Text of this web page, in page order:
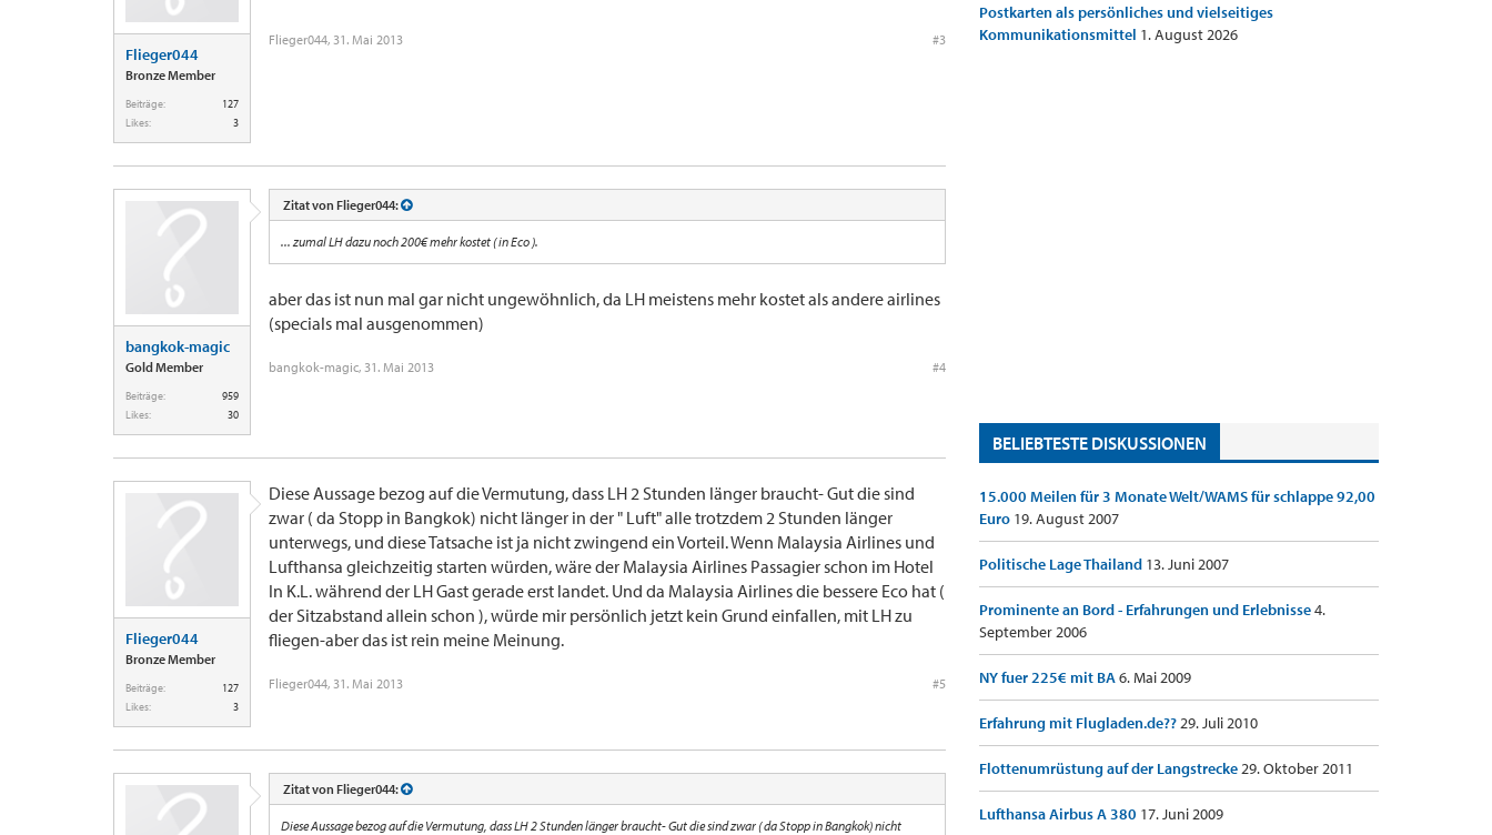
Flieger044
Bronze Member
Beiträge:
127
Likes:
3
Flieger044, 31. Mai 2013 #3
bangkok-magic
Gold Member
Beiträge:
959
Likes:
30
Zitat von Flieger044:
... zumal LH dazu noch 200€ mehr kostet ( in Eco ).
aber das ist nun mal gar nicht ungewöhnlich, da LH meistens mehr kostet als andere airlines
(specials mal ausgenommen)
bangkok-magic, 31. Mai 2013 #4
Flieger044
Bronze Member
Beiträge:
127
Likes:
3
Diese Aussage bezog auf die Vermutung, dass LH 2 Stunden länger braucht- Gut die sind
zwar ( da Stopp in Bangkok) nicht länger in der " Luft" alle trotzdem 2 Stunden länger
unterwegs, und diese Tatsache ist ja nicht zwingend ein Vorteil. Wenn Malaysia Airlines und
Lufthansa gleichzeitig starten würden, wäre der Malaysia Airlines Passagier schon im Hotel
In K.L. während der LH Gast gerade erst landet. Und da Malaysia Airlines die bessere Eco hat (
der Sitzabstand allein schon ), würde mir persönlich jetzt kein Grund einfallen, mit LH zu
fliegen-aber das ist rein meine Meinung.
Flieger044, 31. Mai 2013 #5
Zitat von Flieger044:
Diese Aussage bezog auf die Vermutung, dass LH 2 Stunden länger braucht- Gut die sind zwar ( da Stopp in Bangkok) nicht
Postkarten als persönliches und vielseitiges
Kommunikationsmittel 1. August 2026
BELIEBTESTE DISKUSSIONEN
15.000 Meilen für 3 Monate Welt/WAMS für schlappe 92,00
Euro 19. August 2007
Politische Lage Thailand 13. Juni 2007
Prominente an Bord - Erfahrungen und Erlebnisse4.
September 2006
NY fuer 225€ mit BA6. Mai 2009
Erfahrung mit Flugladen.de??29. Juli 2010
Flottenumrüstung auf der Langstrecke29. Oktober 2011
Lufthansa Airbus A 380 17. Juni 2009